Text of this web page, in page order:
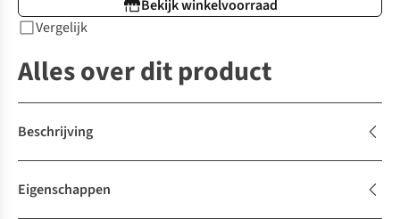
Bekijk winkelvoorraad
Vergelijk
Alles over dit product
Beschrijving
Eigenschappen